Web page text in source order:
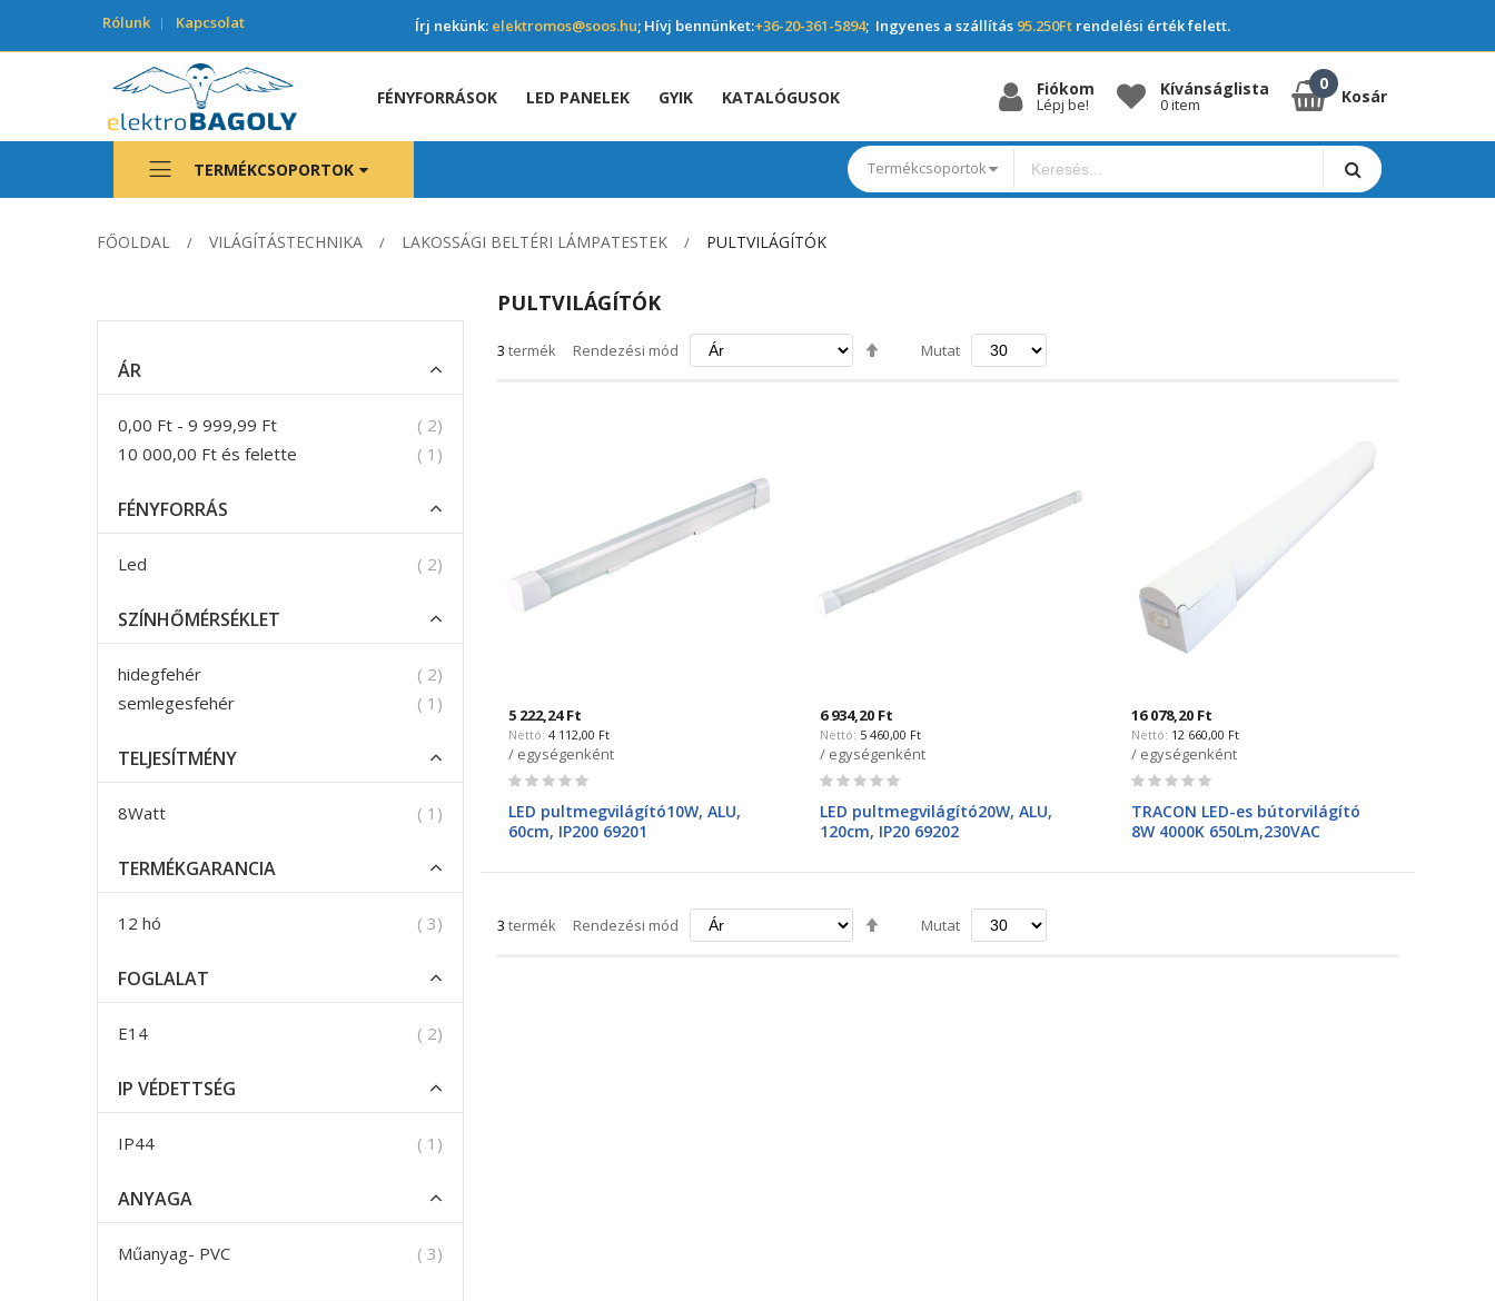
Rólunk Kapcsolat Írj nekünk: elektromos@soos.hu; Hívj bennünket:+36-20-361-5894; Ingyenes a szállítás 95.250Ft rendelési érték felett.
FÉNYFORRÁSOK LED PANELEK GYIK KATALÓGUSOK Fiókom
Lépj be!
Kívánságlista
0 item Kosár
TERMÉKCSOPORTOK Termékcsoportok
FŐOLDAL VILÁGÍTÁSTECHNIKA LAKOSSÁGI BELTÉRI LÁMPATESTEK PULTVILÁGÍTÓK
PULTVILÁGÍTÓK
3 termék Rendezési mód
Csökkenő
Mutat
5 222,24 Ft
4 112,00 Ft
/ egységenként
Rating:
LED pultmegvilágító10W, ALU,
60cm, IP200 69201
6 934,20 Ft
5 460,00 Ft
/ egységenként
Rating:
LED pultmegvilágító20W, ALU,
120cm, IP20 69202
16 078,20 Ft
12 660,00 Ft
/ egységenként
Rating:
TRACON LED-es bútorvilágító
8W 4000K 650Lm,230VAC
3 termék Rendezési mód
Csökkenő
Mutat
ÁR
0,00 Ft - 9 999,99 Ft 2termék
10 000,00 Ft és felette 1 termék
FÉNYFORRÁS
Led 2termék
SZÍNHŐMÉRSÉKLET
hidegfehér 2termék
semlegesfehér
1 termék
TELJESÍTMÉNY
8Watt 1 termék
TERMÉKGARANCIA
12 hó 3termék
FOGLALAT
E14 2termék
IP VÉDETTSÉG
IP44 1 termék
ANYAGA
Műanyag- PVC 3termék